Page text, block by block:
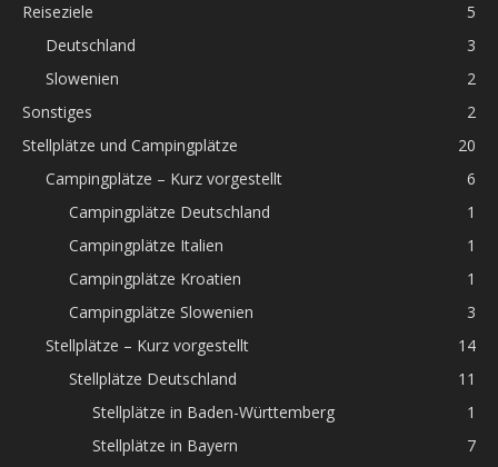
Reiseziele
5
Deutschland
3
Slowenien
2
Sonstiges
2
Stellplätze und Campingplätze
20
Campingplätze – Kurz vorgestellt
6
Campingplätze Deutschland
1
Campingplätze Italien
1
Campingplätze Kroatien
1
Campingplätze Slowenien
3
Stellplätze – Kurz vorgestellt
14
Stellplätze Deutschland
11
Stellplätze in Baden-Württemberg
1
Stellplätze in Bayern
7